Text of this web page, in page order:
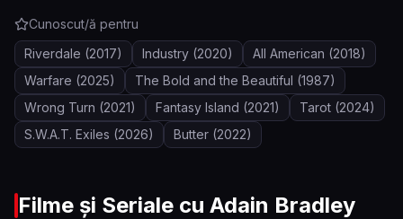
Cunoscut/ă pentru
Riverdale (2017) Industry (2020) All American (2018)
Warfare (2025) The Bold and the Beautiful (1987)
Wrong Turn (2021) Fantasy Island (2021) Tarot (2024)
S.W.A.T. Exiles (2026) Butter (2022)
Filme și Seriale cu Adain Bradley